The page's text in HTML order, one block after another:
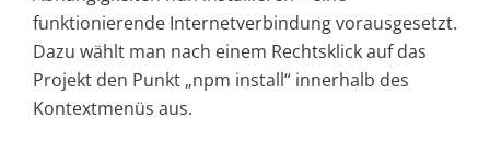
funktionierende Internetverbindung vorausgesetzt.
Dazu wählt man nach einem Rechtsklick auf das
Projekt den Punkt „npm install“ innerhalb des
Kontextmenüs aus.